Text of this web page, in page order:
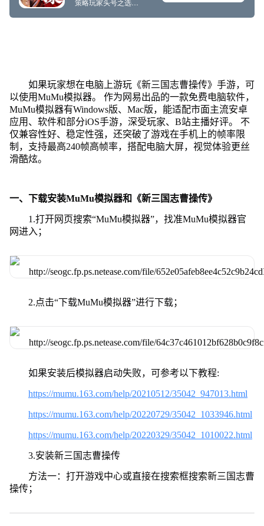
如果玩家想在电脑上游玩《新三国志曹操传》手游，可
以使用MuMu模拟器。 作为网易出品的一款免费电脑软件，
MuMu模拟器有Windows版、Mac版，能适配市面主流安卓
应用、软件和部分iOS手游，深受玩家、B站主播好评。 不
仅兼容性好、稳定性强，还突破了游戏在手机上的帧率限
制，支持最高240帧高帧率，搭配电脑大屏，视觉体验更丝
滑酷炫。
一、下载安装MuMu模拟器和《新三国志曹操传》
1.打开网页搜索“MuMu模拟器”，找准MuMu模拟器官
网进入；
2.点击“下载MuMu模拟器”进行下载；
如果安装后模拟器启动失败，可参考以下教程:
https://mumu.163.com/help/20210512/35042_947013.html
https://mumu.163.com/help/20220729/35042_1033946.html
https://mumu.163.com/help/20220329/35042_1010022.html
3.安装新三国志曹操传
方法一：打开游戏中心或直接在搜索框搜索新三国志曹
操传；